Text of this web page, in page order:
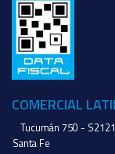
COMERCIAL
Tucumán 750 -
Santa Fe